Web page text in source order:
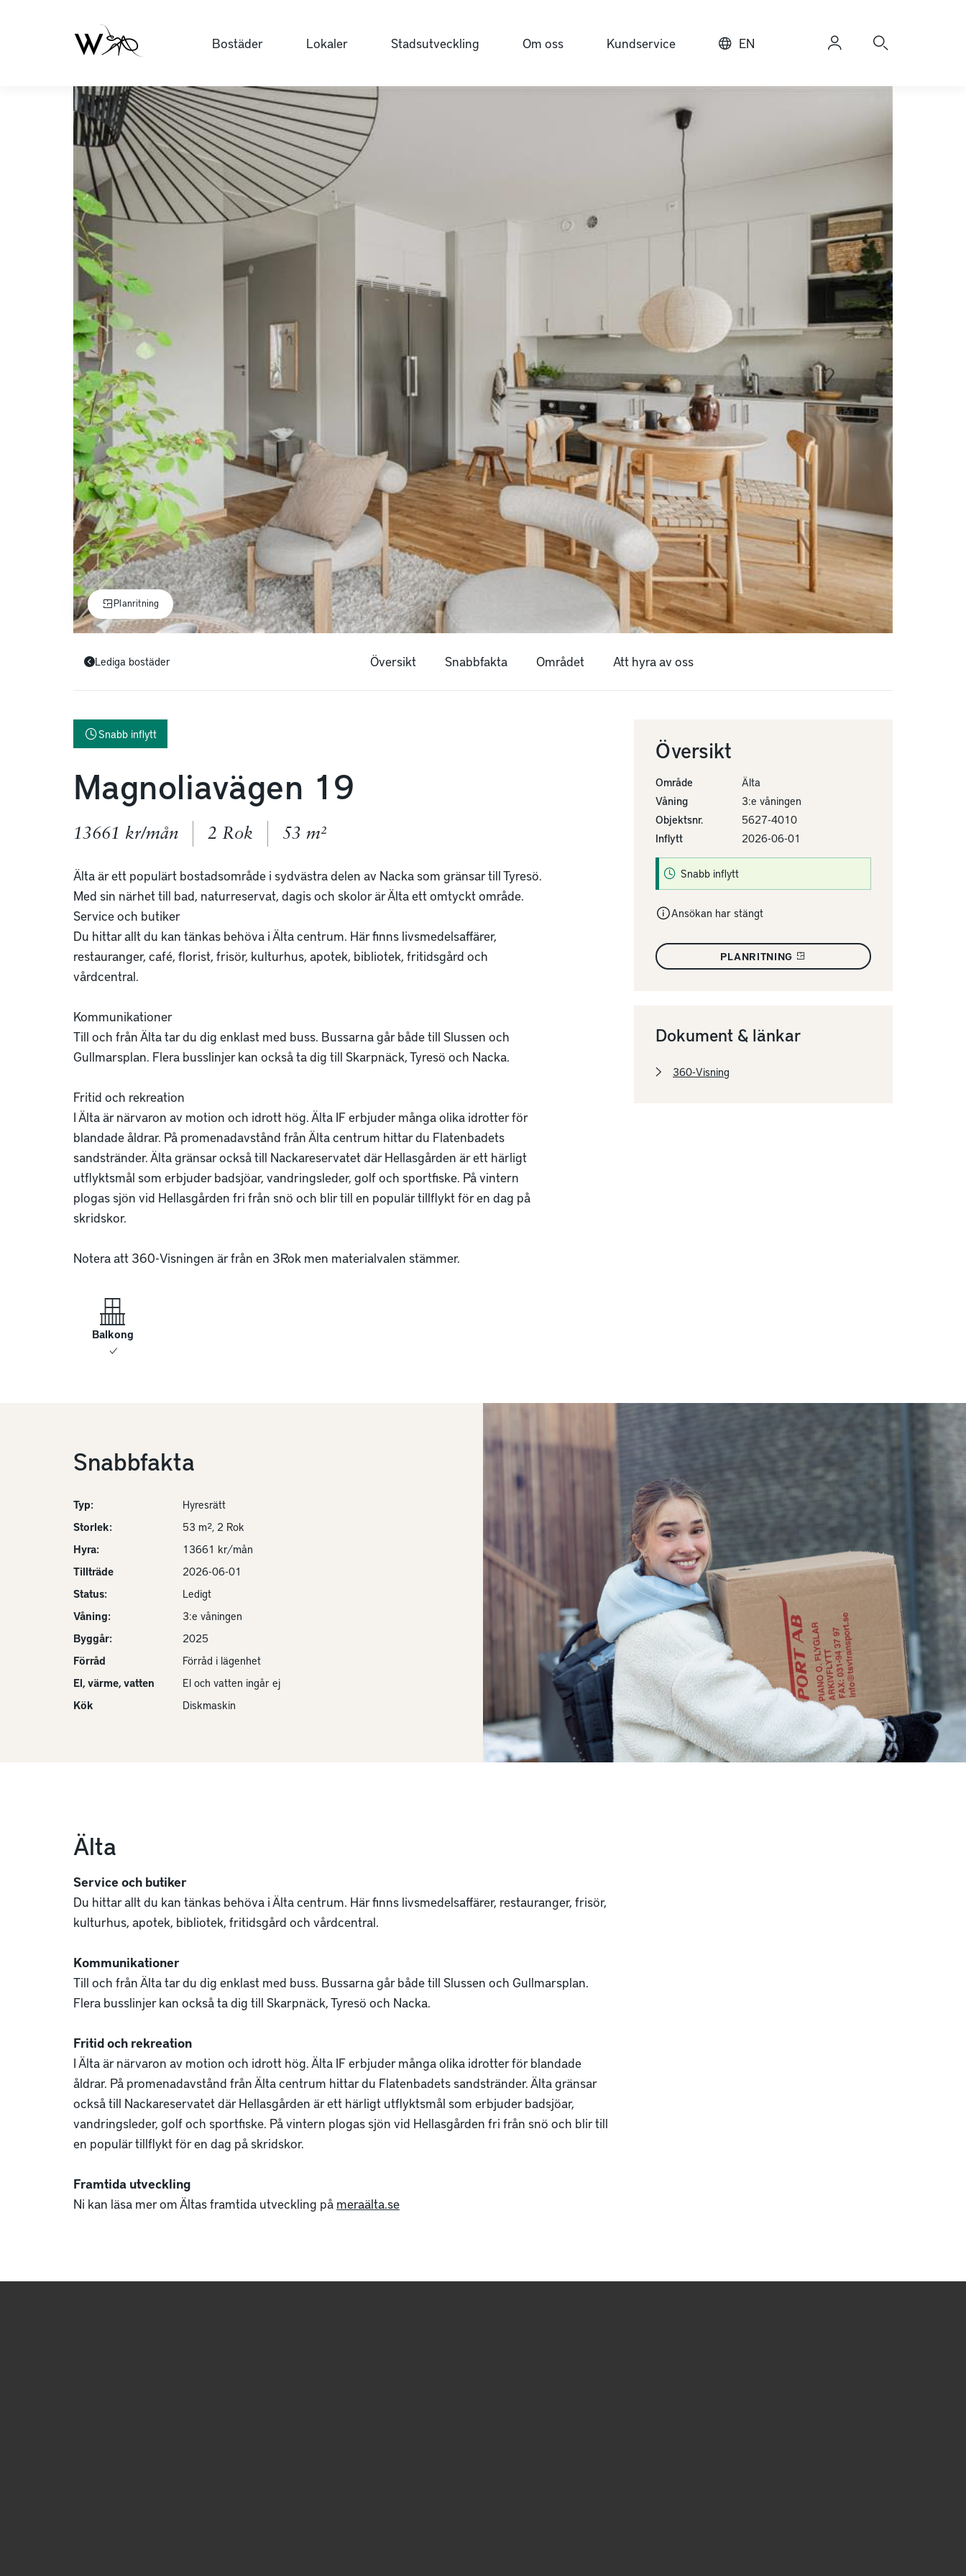
Bostäder Lokaler Stadsutveckling Om oss Kundservice EN
Planritning
Lediga bostäder Översikt Snabbfakta Området Att hyra av oss
Snabb inflytt
Magnoliavägen 19
13661 kr/mån 2 Rok 53 m²
Älta är ett populärt bostadsområde i sydvästra delen av Nacka som gränsar till Tyresö.
Med sin närhet till bad, naturreservat, dagis och skolor är Älta ett omtyckt område.
Service och butiker
Du hittar allt du kan tänkas behöva i Älta centrum. Här finns livsmedelsaffärer,
restauranger, café, florist, frisör, kulturhus, apotek, bibliotek, fritidsgård och
vårdcentral.
Kommunikationer
Till och från Älta tar du dig enklast med buss. Bussarna går både till Slussen och
Gullmarsplan. Flera busslinjer kan också ta dig till Skarpnäck, Tyresö och Nacka.
Fritid och rekreation
I Älta är närvaron av motion och idrott hög. Älta IF erbjuder många olika idrotter för
blandade åldrar. På promenadavstånd från Älta centrum hittar du Flatenbadets
sandstränder. Älta gränsar också till Nackareservatet där Hellasgården är ett härligt
utflyktsmål som erbjuder badsjöar, vandringsleder, golf och sportfiske. På vintern
plogas sjön vid Hellasgården fri från snö och blir till en populär tillflykt för en dag på
skridskor.
Notera att 360-Visningen är från en 3Rok men materialvalen stämmer.
Balkong
Översikt
Område
Älta
Våning
3:e våningen
Objektsnr.
5627-4010
Inflytt
2026-06-01
Snabb inflytt
Ansökan har stängt
PLANRITNING
Dokument & länkar
360-Visning
Snabbfakta
Typ:
Hyresrätt
Storlek:
53 m², 2 Rok
Hyra:
13661 kr/mån
Tillträde
2026-06-01
Status:
Ledigt
Våning:
3:e våningen
Byggår:
2025
Förråd
Förråd i lägenhet
El, värme, vatten
El och vatten ingår ej
Kök
Diskmaskin
Älta
Service och butiker
Du hittar allt du kan tänkas behöva i Älta centrum. Här finns livsmedelsaffärer, restauranger, frisör,
kulturhus, apotek, bibliotek, fritidsgård och vårdcentral.
Kommunikationer
Till och från Älta tar du dig enklast med buss. Bussarna går både till Slussen och Gullmarsplan.
Flera busslinjer kan också ta dig till Skarpnäck, Tyresö och Nacka.
Fritid och rekreation
I Älta är närvaron av motion och idrott hög. Älta IF erbjuder många olika idrotter för blandade
åldrar. På promenadavstånd från Älta centrum hittar du Flatenbadets sandstränder. Älta gränsar
också till Nackareservatet där Hellasgården är ett härligt utflyktsmål som erbjuder badsjöar,
vandringsleder, golf och sportfiske. På vintern plogas sjön vid Hellasgården fri från snö och blir till
en populär tillflykt för en dag på skridskor.
Framtida utveckling
Ni kan läsa mer om Ältas framtida utveckling på meraälta.se